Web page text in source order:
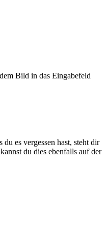
Bild in das Eingabefeld
es vergessen hast, steht dir
du dies ebenfalls auf der